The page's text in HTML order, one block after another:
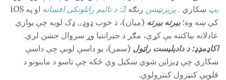
بټ ښکاري . پریزنټشن رنګه2: د تالیم راتلونکی افسانه
او په iOS
کې ښه وه؛بیرته بیرته (میان)، د خوب ډوډۍ ډک لوبه چې یوازې
عادلانه بیاکتنه یې کړې، مګر د حیرانتیا وړ سروال جشن لري.
اکاډمډډ: د دادیلیست راټول (سمر)، یو داسې لوبې چې داسې
ښکاري چې ډیزاین شوي ښکیل وي ځکه چې تاسو د ماینونو د
فلوپي کنټرول کنترولوي.